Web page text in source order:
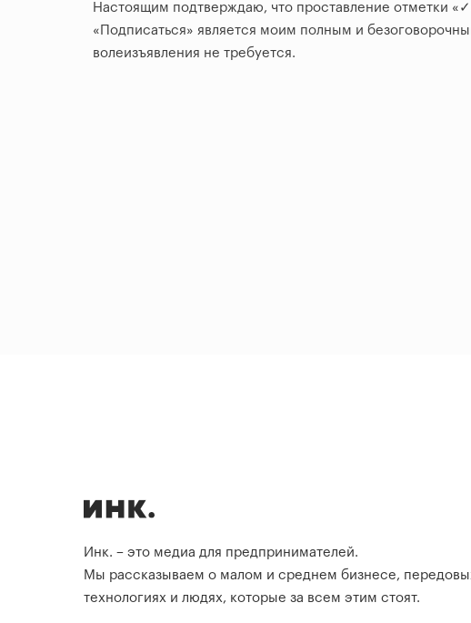
Настоящим подтверждаю, что проставление отметки
«Подписаться» является моим полным и
волеизъявления не требуется.
Инк. – это медиа для предпринимателей.
Мы рассказываем о малом и среднем бизнесе,
технологиях и людях, которые за всем этим стоят.